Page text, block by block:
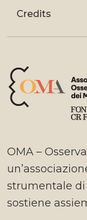
Credits
OMA –
strumentale di
sostiene